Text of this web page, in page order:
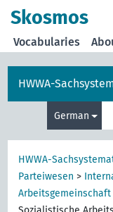
Skosmos
Vocabularies
HWWA-
German
HWWA-
Parteiwesen >